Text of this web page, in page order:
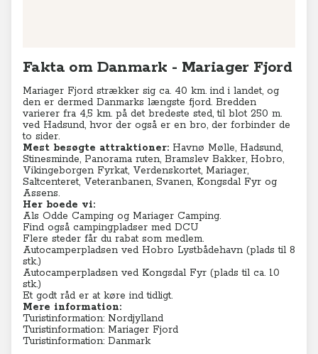
Fakta om Danmark - Mariager Fjord
Mariager Fjord strækker sig ca. 40 km. ind i landet, og
den er dermed Danmarks længste fjord. Bredden
varierer fra 4,5 km. på det bredeste sted, til blot 250 m.
ved Hadsund, hvor der også er en bro, der forbinder de
to sider.
Mest besøgte attraktioner: Havnø Mølle, Hadsund,
Stinesminde, Panorama ruten, Bramslev Bakker, Hobro,
Vikingeborgen Fyrkat, Verdenskortet, Mariager,
Saltcenteret, Veteranbanen, Svanen, Kongsdal Fyr og
Assens.
Her boede vi:
Als Odde Camping og Mariager Camping.
Find også campingpladser med DCU
Flere steder får du rabat som medlem.
Autocamperpladsen ved Hobro Lystbådehavn (plads til 8
stk.)
Autocamperpladsen ved Kongsdal Fyr (plads til ca. 10
stk.)
Et godt råd er at køre ind tidligt.
Mere information:
Turistinformation: Nordjylland
Turistinformation: Mariager Fjord
Turistinformation: Danmark